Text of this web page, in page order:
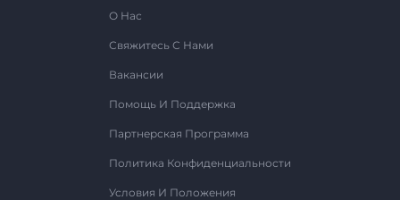
О Нас
Свяжитесь С Нами
Вакансии
Помощь И Поддержка
Партнерская Программа
Политика Конфиденциальности
Условия И Положения